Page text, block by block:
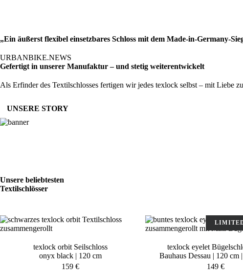
„Ein äußerst flexibel einsetzbares Schloss mit dem Made-in-Germany-
URBANBIKE.NEWS
Gefertigt in unserer Manufaktur – und stetig weiterentwickelt
Als Erfinder des Textilschlosses fertigen wir jedes texlock selbst – mit Liebe
UNSERE STORY
Unsere beliebtesten
Textilschlösser
texlock orbit Seilschloss
onyx black | 120 cm
159 €
texlock eyelet
Bauhaus Dessau | 120
149 €